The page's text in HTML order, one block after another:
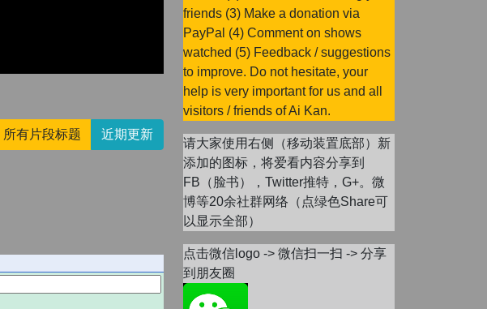
所有片段标题 近期更新
friends (3) Make a donation via
PayPal (4) Comment on shows
watched (5) Feedback / suggestions
to improve. Do not hesitate, your
help is very important for us and all
visitors / friends of Ai Kan.
请大家使用右侧（移动装置底部）新
添加的图标，将爱看内容分享到
FB（脸书），Twitter推特，G+。微
博等20余社群网络（点绿色Share可
以显示全部）
点击微信logo -> 微信扫一扫 -> 分享
到朋友圈